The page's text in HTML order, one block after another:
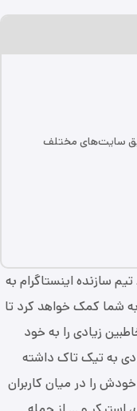
طریق سایت‌های مختلف
سازنده اینستاگرام به
شما کمک خواهد کرد تا
زیادی را به خود
به تیک تاک داشته
را در میان کاربران